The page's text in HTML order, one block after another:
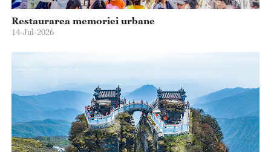
Restaurarea memoriei urbane
14-Jul-2026